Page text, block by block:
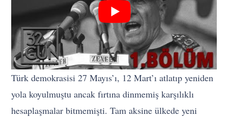
Türk demokrasisi 27 Mayıs’ı, 12 Mart’ı atlatıp yeniden
yola koyulmuştu ancak fırtına dinmemiş karşılıklı
hesaplaşmalar bitmemişti. Tam aksine ülkede yeni